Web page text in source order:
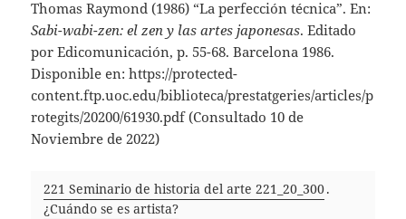
Thomas Raymond (1986) “La perfección técnica”. En:
Sabi-wabi-zen: el zen y las artes japonesas. Editado
por Edicomunicación, p. 55-68. Barcelona 1986.
Disponible en: https://protected-
content.ftp.uoc.edu/biblioteca/prestatgeries/articles/p
rotegits/20200/61930.pdf (Consultado 10 de
Noviembre de 2022)
221 Seminario de historia del arte 221_20_300.
¿Cuándo se es artista?